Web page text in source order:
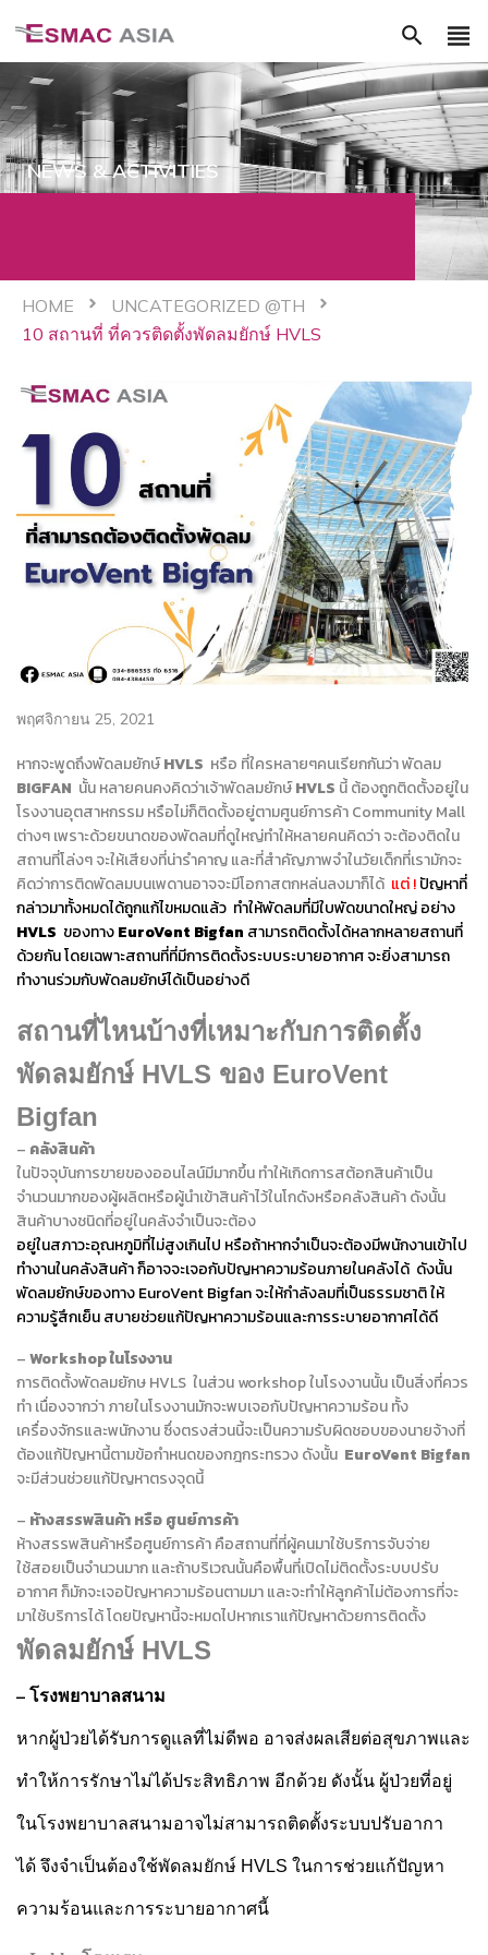
search view_headline
NEWS & ACTIVITIES
HOME
UNCATEGORIZED @TH
10 สถานที่ ที่ควรติดตั้งพัดลมยักษ์ HVLS
พฤศจิกายน 25, 2021
หากจะพูดถึงพัดลมยักษ์HVLS หรือ ที่ใครหลายๆคนเรียกกันว่า พัดลม
BIGFAN นั้น หลายคนคงคิดว่าเจ้าพัดลมยักษ์HVLS นี้ ต้องถูกติดตั้งอยู่ใน
โรงงานอุตสาหกรรม หรือไม่ก็ติดตั้งอยู่ตามศูนย์การค้า Community Mall
ต่างๆ เพราะด้วยขนาดของพัดลมที่ดูใหญ่ทำให้หลายคนคิดว่า จะต้องติดใน
สถานที่โล่งๆ จะให้เสียงที่น่ารำคาญ และที่สำคัญภาพจำในวัยเด็กที่เรามักจะ
คิดว่าการติดพัดลมบนเพดานอาจจะมีโอกาสตกหล่นลงมาก็ได้ แต่ !ปัญหาที่
กล่าวมาทั้งหมดได้ถูกแก้ไขหมดแล้ว ทำให้พัดลมที่มีใบพัดขนาดใหญ่ อย่าง
HVLS ของทางEuroVent Bigfan สามารถติดตั้งได้หลากหลายสถานที่
ด้วยกัน โดยเฉพาะสถานที่ที่มีการติดตั้งระบบระบายอากาศ จะยิ่งสามารถ
ทำงานร่วมกับพัดลมยักษ์ได้เป็นอย่างดี
สถานที่ไหนบ้างที่เหมาะกับการติดตั้ง
พัดลมยักษ์ HVLS ของ EuroVent
Bigfan
– คลังสินค้า
ในปัจจุบันการขายของออนไลน์มีมากขึ้น ทำให้เกิดการสต้อกสินค้าเป็น
จำนวนมากของผู้ผลิตหรือผู้นำเข้าสินค้าไว้ในโกดังหรือคลังสินค้า ดังนั้น
สินค้าบางชนิดที่อยู่ในคลังจำเป็นจะต้อง
อยู่ในสภาวะอุณหภูมิที่ไม่สูงเกินไป หรือถ้าหากจำเป็นจะต้องมีพนักงานเข้าไป
ทำงานในคลังสินค้า ก็อาจจะเจอกับปัญหาความร้อนภายในคลังได้ ดังนั้น
พัดลมยักษ์ของทาง EuroVent Bigfan จะให้กำลังลมที่เป็นธรรมชาติ ให้
ความรู้สึกเย็น สบายช่วยแก้ปัญหาความร้อนและการระบายอากาศได้ดี
–Workshop ในโรงงาน
การติดตั้งพัดลมยักษ HVLS ในส่วน workshop ในโรงงานนั้น เป็นสิ่งที่ควร
ทำ เนื่องจากว่า ภายในโรงงานมักจะพบเจอกับปัญหาความร้อน ทั้ง
เครื่องจักรและพนักงาน ซึ่งตรงส่วนนี้จะเป็นความรับผิดชอบของนายจ้างที่
ต้องแก้ปัญหานี้ตามข้อกำหนดของกฎกระทรวง ดังนั้น EuroVent Bigfan
จะมีส่วนช่วยแก้ปัญหาตรงจุดนี้
– ห้างสรรพสินค้า หรือ ศูนย์การค้า
ห้างสรรพสินค้าหรือศูนย์การค้า คือสถานที่ที่ผู้คนมาใช้บริการจับจ่าย
ใช้สอยเป็นจำนวนมาก และถ้าบริเวณนั้นคือพื้นที่เปิดไม่ติดตั้งระบบปรับ
อากาศ ก็มักจะเจอปัญหาความร้อนตามมา และจะทำให้ลูกค้าไม่ต้องการที่จะ
มาใช้บริการได้ โดยปัญหานี้จะหมดไปหากเราแก้ปัญหาด้วยการติดตั้ง
พัดลมยักษ์ HVLS
– โรงพยาบาลสนาม
หากผู้ป่วยได้รับการดูแลที่ไม่ดีพอ อาจส่งผลเสียต่อสุขภาพและ
ทำให้การรักษาไม่ได้ประสิทธิภาพ อีกด้วย ดังนั้น ผู้ป่วยที่อยู่
ในโรงพยาบาลสนามอาจไม่สามารถติดตั้งระบบปรับอากา
ได้ จึงจำเป็นต้องใช้พัดลมยักษ์ HVLS ในการช่วยแก้ปัญหา
ความร้อนและการระบายอากาศนี้